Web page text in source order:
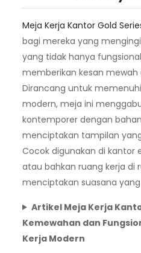
Meja Kerja Kantor Gold
bagi mereka yang
yang tidak hanya
memberikan kesan mewah
Dirancang untuk
modern, meja ini
kontemporer dengan
menciptakan tampilan
Cocok digunakan di kantor
atau bahkan ruang kerja di
menciptakan suasana yang
Artikel Meja Kerja
Kemewahan dan
Kerja Modern